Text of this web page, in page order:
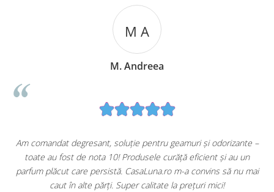
M A
M. Andreea
Am comandat degresant, soluție pentru geamuri și odorizante –
toate au fost de nota 10! Produsele curăță eficient și au un
parfum plăcut care persistă. CasaLuna.ro m-a convins să nu mai
caut în alte părți. Super calitate la prețuri mici!